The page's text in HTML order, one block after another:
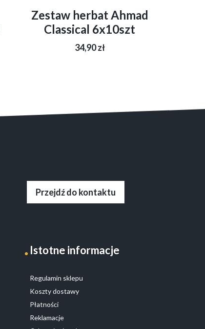
Zestaw herbat Ahmad
Classical 6x10szt
34,90zł
Przejdź do kontaktu
Istotne informacje
Regulamin sklepu
Koszty dostawy
Płatności
Reklamacje